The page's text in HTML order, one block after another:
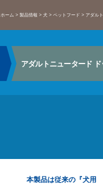
ホーム 製品情報 犬 ペットフード アダル
アダルトニュータード ド
本製品は従来の『犬用